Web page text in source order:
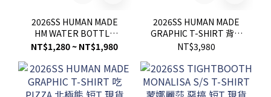
2026SS HUMAN MADE
HM WATER BOTTLE
400ml / 550ml / 1000ml
HM31GD165 /
HM31GD166 /
HM31GD167
NT$1,280 ~ NT$1,980
2026SS HUMAN MADE
GRAPHIC T-SHIRT 背面
滑板 鴨子 短T 現貨
NT$3,980